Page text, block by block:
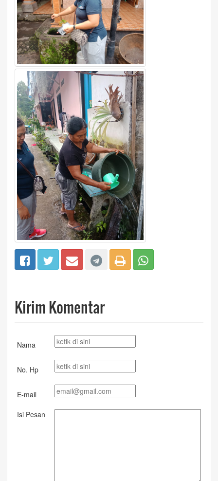
Kirim Komentar
Nama
No. Hp
E-mail
Isi Pesan